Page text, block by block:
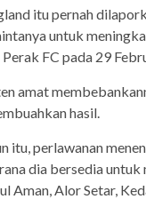
itu pernah
untuk
FC pada 29
amat
hasil.
itu, perlawanan
dia bersedia
Aman, Alor Setar,